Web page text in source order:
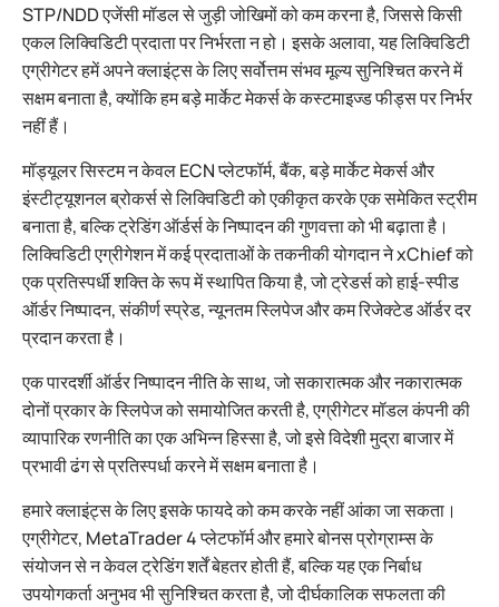
STP/NDD एजेंसी मॉडल से जुड़ी जोखिमों को कम करना है, जिससे किसी
एकल लिक्विडिटी प्रदाता पर निर्भरता न हो। इसके अलावा, यह लिक्विडिटी
एग्रीगेटर हमें अपने क्लाइंट्स के लिए सर्वोत्तम संभव मूल्य सुनिश्चित करने में
सक्षम बनाता है, क्योंकि हम बड़े मार्केट मेकर्स के कस्टमाइज्ड फीड्स पर निर्भर
नहीं हैं।
मॉड्यूलर सिस्टम न केवल ECN प्लेटफॉर्म, बैंक, बड़े मार्केट मेकर्स और
इंस्टीट्यूशनल ब्रोकर्स से लिक्विडिटी को एकीकृत करके एक समेकित स्ट्रीम
बनाता है, बल्कि ट्रेडिंग ऑर्डर्स के निष्पादन की गुणवत्ता को भी बढ़ाता है।
लिक्विडिटी एग्रीगेशन में कई प्रदाताओं के तकनीकी योगदान ने xChief को
एक प्रतिस्पर्धी शक्ति के रूप में स्थापित किया है, जो ट्रेडर्स को हाई-स्पीड
ऑर्डर निष्पादन, संकीर्ण स्प्रेड, न्यूनतम स्लिपेज और कम रिजेक्टेड ऑर्डर दर
प्रदान करता है।
एक पारदर्शी ऑर्डर निष्पादन नीति के साथ, जो सकारात्मक और नकारात्मक
दोनों प्रकार के स्लिपेज को समायोजित करती है, एग्रीगेटर मॉडल कंपनी की
व्यापारिक रणनीति का एक अभिन्न हिस्सा है, जो इसे विदेशी मुद्रा बाजार में
प्रभावी ढंग से प्रतिस्पर्धा करने में सक्षम बनाता है।
हमारे क्लाइंट्स के लिए इसके फायदे को कम करके नहीं आंका जा सकता।
एग्रीगेटर, MetaTrader 4 प्लेटफॉर्म और हमारे बोनस प्रोग्राम्स के
संयोजन से न केवल ट्रेडिंग शर्तें बेहतर होती हैं, बल्कि यह एक निर्बाध
उपयोगकर्ता अनुभव भी सुनिश्चित करता है, जो दीर्घकालिक सफलता की